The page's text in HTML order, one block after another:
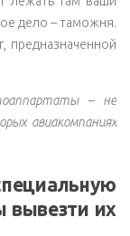
дело – таможня.
предназначенной
– не
авиакомпаниях
вывезти их